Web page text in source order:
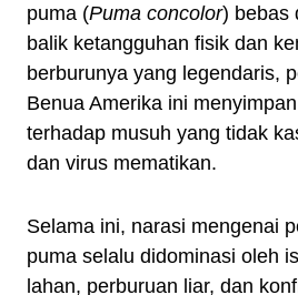
puma (Puma concolor) bebas
balik ketangguhan fisik dan
berburunya yang legendaris,
Benua Amerika ini
terhadap musuh yang tidak
dan virus mematikan.
Selama ini, narasi mengenai
puma selalu didominasi oleh
lahan, perburuan liar, dan